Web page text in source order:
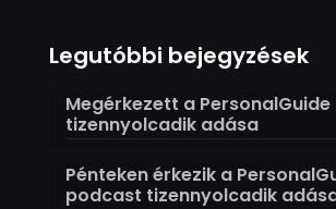
Legutóbbi bejegyzések
Megérkezett a
tizennyolcadik adása
Pénteken érkezik a
podcast tizennyolcadik